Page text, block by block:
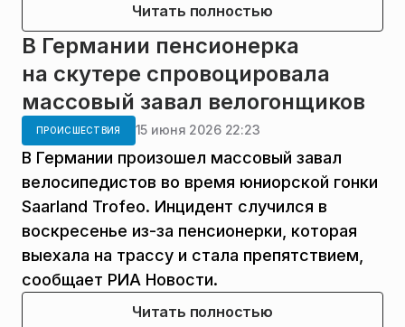
Читать полностью
В Германии пенсионерка
на скутере спровоцировала
массовый завал велогонщиков
ПРОИСШЕСТВИЯ 15 июня 2026 22:23
В Германии произошел массовый завал
велосипедистов во время юниорской гонки
Saarland Trofeo. Инцидент случился в
воскресенье из-за пенсионерки, которая
выехала на трассу и стала препятствием,
сообщает РИА Новости.
Читать полностью